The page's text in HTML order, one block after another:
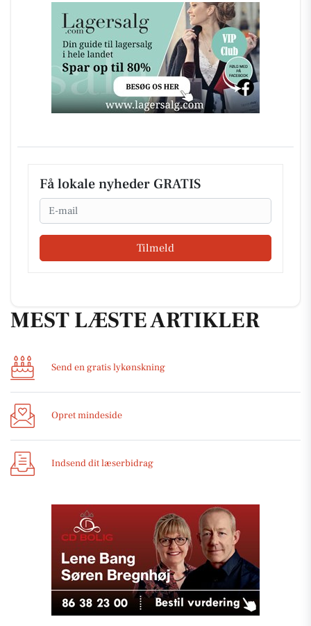
Få lokale nyheder GRATIS
Email
Tilmeld
MEST LÆSTE ARTIKLER
Send en gratis lykønskning
Opret mindeside
Indsend dit læserbidrag